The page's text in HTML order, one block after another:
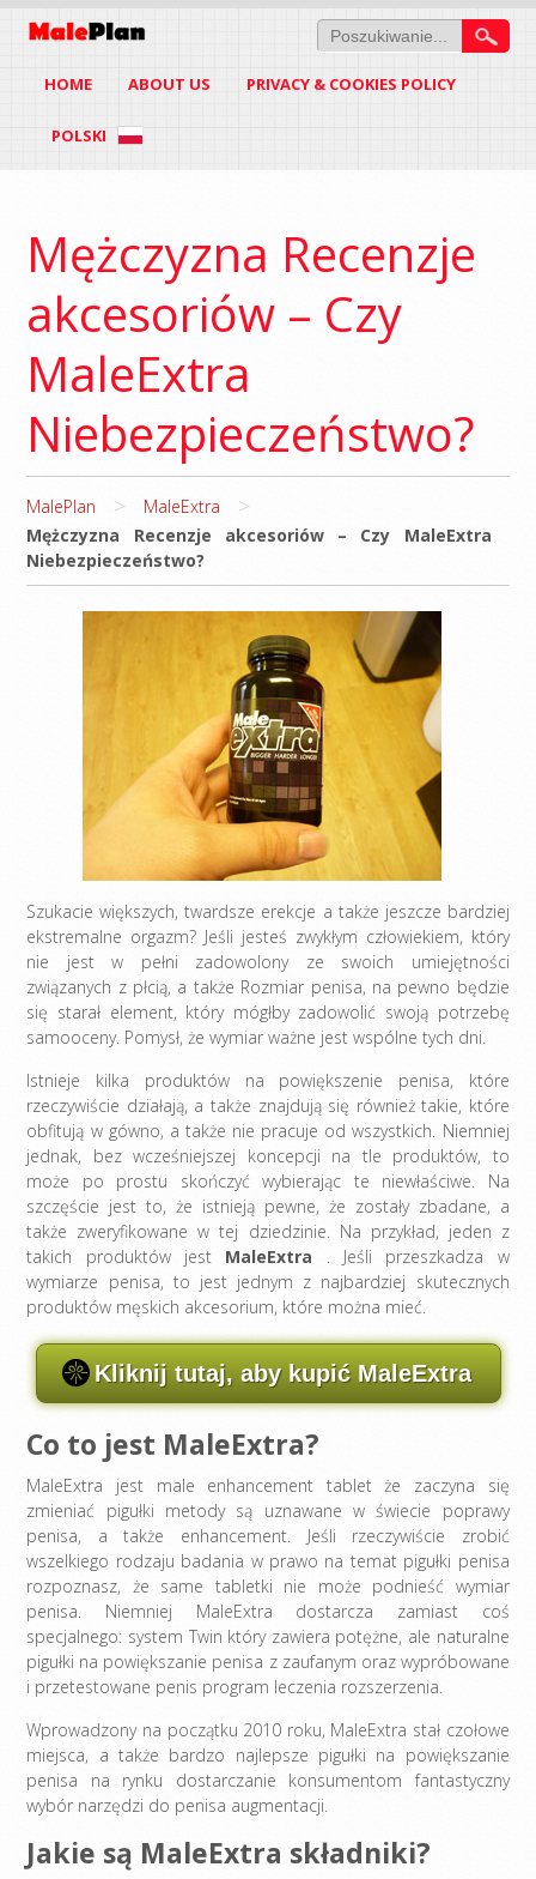
HOME ABOUT US PRIVACY & COOKIES POLICY
POLSKI
Mężczyzna Recenzje
akcesoriów – Czy
MaleExtra
Niebezpieczeństwo?
MalePlan > MaleExtra >
Mężczyzna Recenzje akcesoriów – Czy MaleExtra
Niebezpieczeństwo?
Szukacie większych, twardsze erekcje a także jeszcze bardziej
ekstremalne orgazm? Jeśli jesteś zwykłym człowiekiem, który
nie jest w pełni zadowolony ze swoich umiejętności
związanych z płcią, a także Rozmiar penisa, na pewno będzie
się starał element, który mógłby zadowolić swoją potrzebę
samooceny. Pomysł, że wymiar ważne jest wspólne tych dni.
Istnieje kilka produktów na powiększenie penisa, które
rzeczywiście działają, a także znajdują się również takie, które
obfitują w gówno, a także nie pracuje od wszystkich. Niemniej
jednak, bez wcześniejszej koncepcji na tle produktów, to
może po prostu skończyć wybierając te niewłaściwe. Na
szczęście jest to, że istnieją pewne, że zostały zbadane, a
także zweryfikowane w tej dziedzinie. Na przykład, jeden z
takich produktów jest MaleExtra . Jeśli przeszkadza w
wymiarze penisa, to jest jednym z najbardziej skutecznych
produktów męskich akcesorium, które można mieć.
Kliknij tutaj, aby kupić MaleExtra
Co to jest MaleExtra?
MaleExtra jest male enhancement tablet że zaczyna się
zmieniać pigułki metody są uznawane w świecie poprawy
penisa, a także enhancement. Jeśli rzeczywiście zrobić
wszelkiego rodzaju badania w prawo na temat pigułki penisa
rozpoznasz, że same tabletki nie może podnieść wymiar
penisa. Niemniej MaleExtra dostarcza zamiast coś
specjalnego: system Twin który zawiera potężne, ale naturalne
pigułki na powiększanie penisa z zaufanym oraz wypróbowane
i przetestowane penis program leczenia rozszerzenia.
Wprowadzony na początku 2010 roku, MaleExtra stał czołowe
miejsca, a także bardzo najlepsze pigułki na powiększanie
penisa na rynku dostarczanie konsumentom fantastyczny
wybór narzędzi do penisa augmentacji.
Jakie są MaleExtra składniki?